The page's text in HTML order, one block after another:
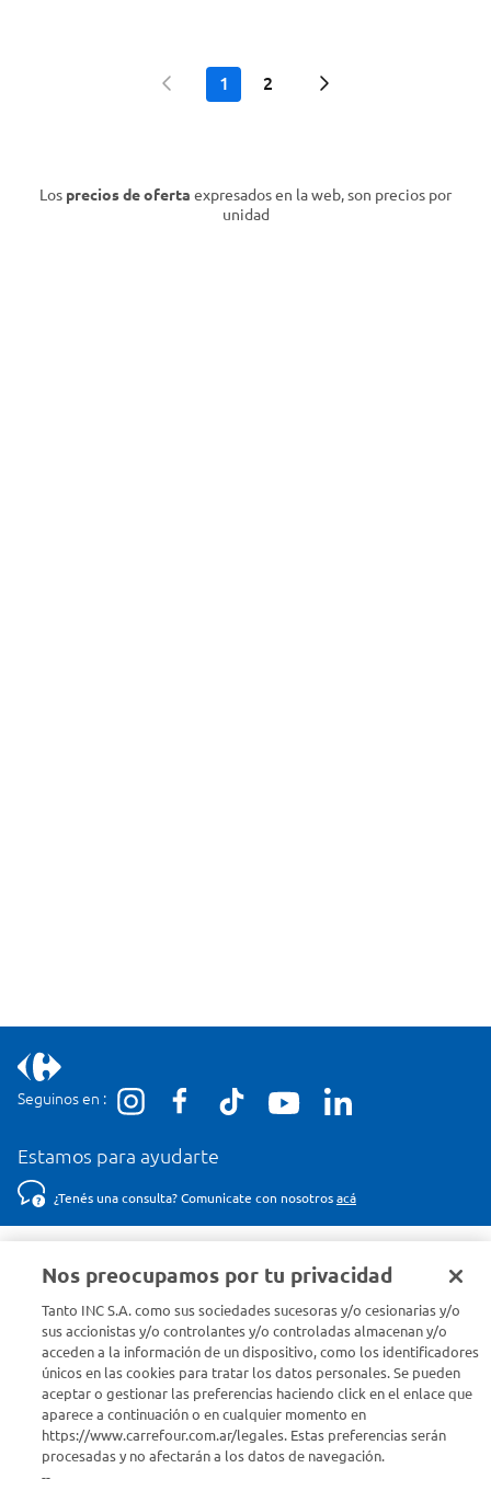
1 2
Los precios de oferta expresados en la web, son precios por
unidad
Seguinos en :
Estamos para ayudarte
¿Tenés una consulta? Comunicate con nosotros acá
Conocenos
Info útil
Comprá Online
Nos preocupamos por tu privacidad
Tanto INC S.A. como sus sociedades sucesoras y/o cesionarias y/o
sus accionistas y/o controlantes y/o controladas almacenan y/o
acceden a la información de un dispositivo, como los identificadores
únicos en las cookies para tratar los datos personales. Se pueden
aceptar o gestionar las preferencias haciendo click en el enlace que
aparece a continuación o en cualquier momento en
https://www.carrefour.com.ar/legales. Estas preferencias serán
procesadas y no afectarán a los datos de navegación.
--